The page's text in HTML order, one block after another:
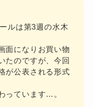
ルは第3週の水木
面になりお買い物
たのですが、今回
が公表される形式
っています…。